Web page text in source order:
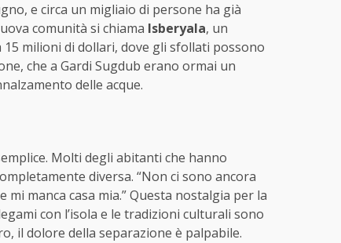
e circa un migliaio di persone ha già
comunità si chiama Isberyala, un
milioni di dollari, dove gli sfollati possono
che a Gardi Sugdub erano ormai un
delle acque.
Molti degli abitanti che hanno
diversa. “Non ci sono ancora
manca casa mia.” Questa nostalgia per la
con l’isola e le tradizioni culturali sono
il dolore della separazione è palpabile.